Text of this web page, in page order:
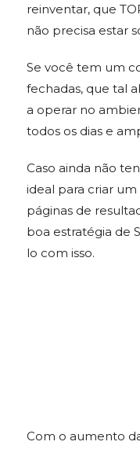
reinventar, que
não precisa estar
Se você tem um
fechadas, que tal
a operar no
todos os dias e
Caso ainda não
ideal para criar
páginas de
boa estratégia de
lo com isso.
Com o aumento